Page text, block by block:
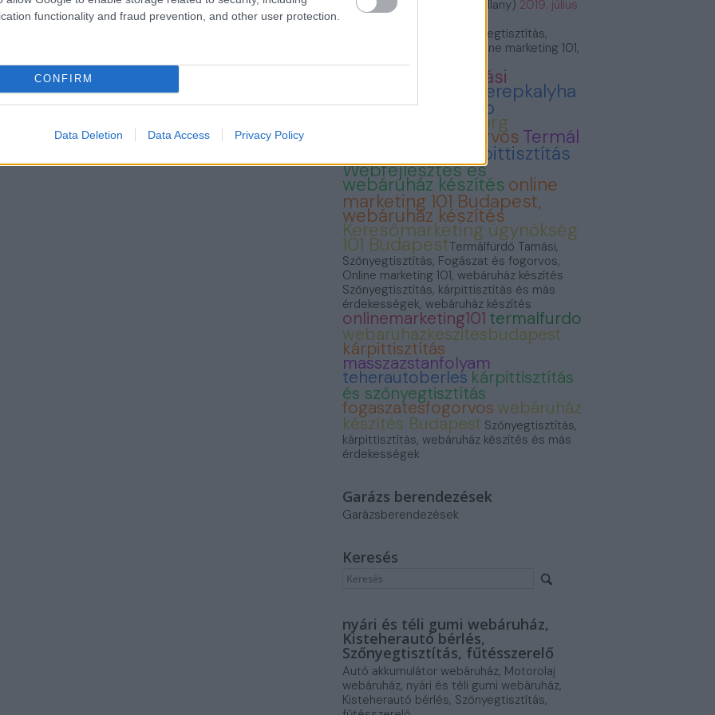
functionality and fraud prevention, and other user protection.
CONFIRM
Data Deletion Data Access Privacy Policy
— VillámVillany (@villam_villany) 2019. július
Termálfürdő Tamási, Szőnyegtisztítás,
Fogászat és fogorvos, Online marketing 101,
webáruház készítés
Termálfürdő Tamási
Cserepkalyha
Kemence Kandallo
Szonyegtisztitas.org
Fogászat és fogorvos Termál
Kárpittisztítás
Webfejlesztés és
webáruház készítés online
marketing 101 Budapest,
webáruház készítés
Keresőmarketing ügynökség
101 BudapestTermálfürdő Tamási,
Szőnyegtisztítás, Fogászat és fogorvos,
Online marketing 101, webáruház készítés
Szőnyegtisztítás, kárpittisztítás és más
érdekességek, webáruház készítés
onlinemarketing101 termalfurdo
webaruhazkeszitesbudapest
kárpittisztítás
masszazstanfolyam
teherautoberles kárpittisztítás
és szőnyegtisztítás
fogaszatesfogorvos webáruház
készítés Budapest Szőnyegtisztítás,
kárpittisztítás, webáruház készítés és más
érdekességek
Garázs berendezések
Garázsberendezések
Keresés
nyári és téli gumi webáruház,
Kisteherautó bérlés,
Szőnyegtisztítás, fűtésszerelő
Autó akkumulátor webáruház, Motorolaj
webáruház, nyári és téli gumi webáruház,
Kisteherautó bérlés, Szőnyegtisztítás,